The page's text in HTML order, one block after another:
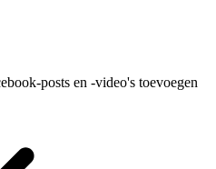
posts en -video's toevoegen